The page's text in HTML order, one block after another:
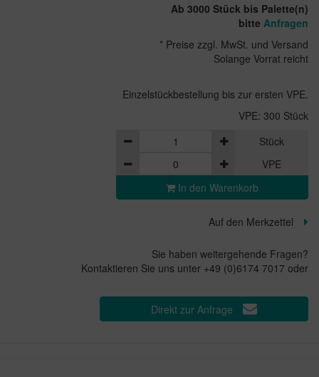
Ab 3000 Stück bis Palette(n)
bitte Anfragen
* Preise zzgl. MwSt. und Versand
Solange Vorrat reicht
Einzelstückbestellung bis zur ersten VPE.
VPE: 300 Stück
Stück
VPE
In den Warenkorb
Auf den Merkzettel
Sie haben weitergehende Fragen?
Kontaktieren Sie uns unter +49 (0)6174 7017 oder
Direkt zur Anfrage